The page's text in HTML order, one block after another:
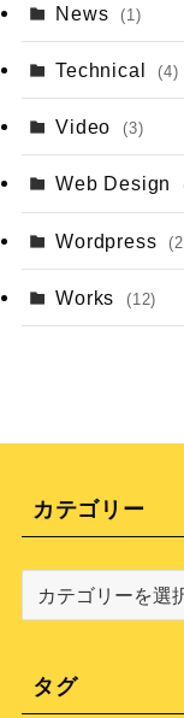
News (1)
Technical (4)
Video (3)
Web Design
Wordpress
Works (12)
カテゴリー
テ
ー
タグ